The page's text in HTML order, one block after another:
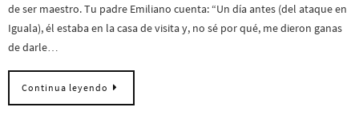
de ser maestro. Tu padre Emiliano cuenta: “Un día antes (del ataque en
Iguala), él estaba en la casa de visita y, no sé por qué, me dieron ganas
de darle…
Continua leyendo